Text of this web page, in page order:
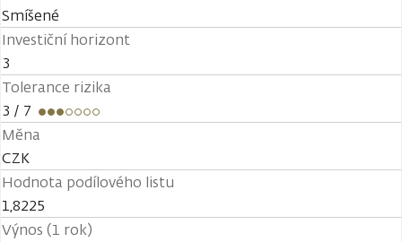
Smíšené
Investiční horizont
3
Tolerance rizika
3 / 7
Měna
CZK
Hodnota podílového listu
1,8225
Výnos (1 rok)